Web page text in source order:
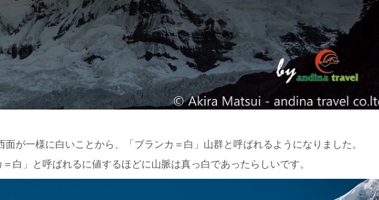
が一様に白いことから、「ブランカ＝白」山群と呼ばれるようになりました。
白」と呼ばれるに値するほどに山脈は真っ白であったらしいです。